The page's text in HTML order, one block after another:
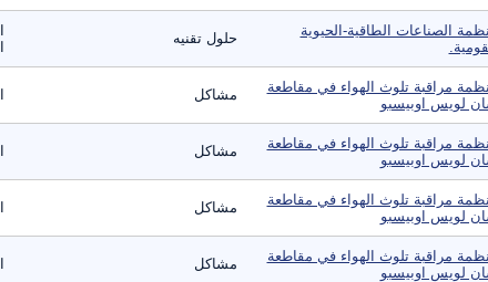
الصناعات الطاقية-الحيوية
حلول تقنيه
مراقبة تلوث الهواء في مقاطعة
لويس اوبيسبو
مشاكل
مراقبة تلوث الهواء في مقاطعة
لويس اوبيسبو
مشاكل
مراقبة تلوث الهواء في مقاطعة
لويس اوبيسبو
مشاكل
مراقبة تلوث الهواء في مقاطعة
لويس اوبيسبو
مشاكل